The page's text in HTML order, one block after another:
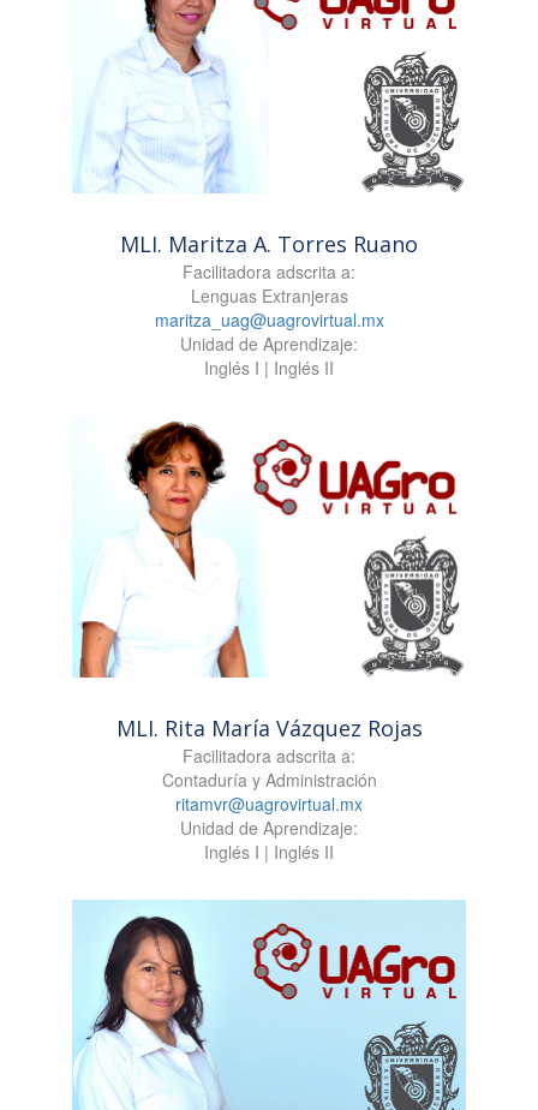
MLI. Maritza A. Torres Ruano
Facilitadora adscrita a:
Lenguas Extranjeras
maritza_uag@uagrovirtual.mx
Unidad de Aprendizaje:
Inglés I | Inglés II
MLI. Rita María Vázquez Rojas
Facilitadora adscrita a:
Contaduría y Administración
ritamvr@uagrovirtual.mx
Unidad de Aprendizaje:
Inglés I | Inglés II